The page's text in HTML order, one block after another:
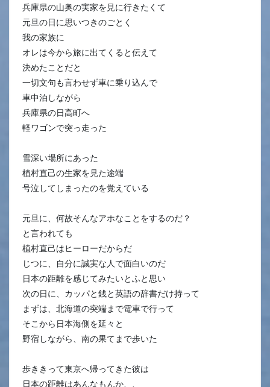
兵庫県の山奥の実家を見に行きたくて
元旦の日に思いつきのごとく
我の家族に
オレは今から旅に出てくると伝えて
決めたことだと
一切文句も言わせず車に乗り込んで
車中泊しながら
兵庫県の日高町へ
軽ワゴンで突っ走った
雪深い場所にあった
植村直己の生家を見た途端
号泣してしまったのを覚えている
元旦に、何故そんなアホなことをするのだ？
と言われても
植村直己はヒーローだからだ
じつに、自分に誠実な人で面白いのだ
日本の距離を感じてみたいとふと思い
次の日に、カッパと銭と英語の辞書だけ持って
まずは、北海道の突端まで電車で行って
そこから日本海側を延々と
野宿しながら、南の果てまで歩いた
歩ききって東京へ帰ってきた彼は
日本の距離はあんなもんか、、